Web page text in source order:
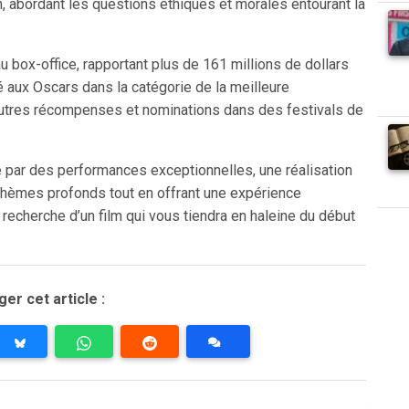
abordant les questions éthiques et morales entourant la
box-office, rapportant plus de 161 millions de dollars
Oscars dans la catégorie de la meilleure
récompenses et nominations dans des festivals de
des performances exceptionnelles, une réalisation
profonds tout en offrant une expérience
d’un film qui vous tiendra en haleine du début
cet article :